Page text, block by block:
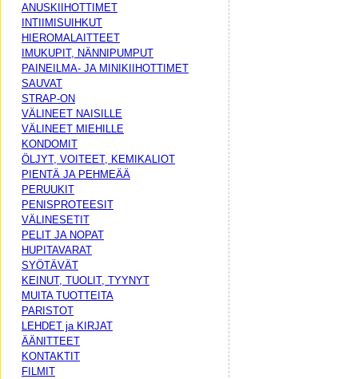
ANUSKIIHOTTIMET
INTIIMISUIHKUT
HIEROMALAITTEET
IMUKUPIT, NÄNNIPUMPUT
PAINEILMA- JA MINIKIIHOTTIMET
SAUVAT
STRAP-ON
VÄLINEET NAISILLE
VÄLINEET MIEHILLE
KONDOMIT
ÖLJYT, VOITEET, KEMIKALIOT
PIENTÄ JA PEHMEÄÄ
PERUUKIT
PENISPROTEESIT
VÄLINESETIT
PELIT JA NOPAT
HUPITAVARAT
SYÖTÄVÄT
KEINUT, TUOLIT, TYYNYT
MUITA TUOTTEITA
PARISTOT
LEHDET ja KIRJAT
ÄÄNITTEET
KONTAKTIT
FILMIT